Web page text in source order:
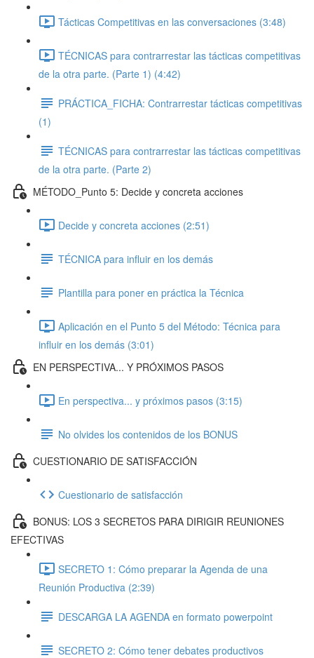
Tácticas Competitivas en las conversaciones (3:48)
TÉCNICAS para contrarrestar las tácticas competitivas
de la otra parte. (Parte 1) (4:42)
PRÁCTICA_FICHA: Contrarrestar tácticas competitivas
(1)
TÉCNICAS para contrarrestar las tácticas competitivas
de la otra parte. (Parte 2)
MÉTODO_Punto 5: Decide y concreta acciones
Decide y concreta acciones (2:51)
TÉCNICA para influir en los demás
Plantilla para poner en práctica la Técnica
Aplicación en el Punto 5 del Método: Técnica para
influir en los demás (3:01)
EN PERSPECTIVA... Y PRÓXIMOS PASOS
En perspectiva... y próximos pasos (3:15)
No olvides los contenidos de los BONUS
CUESTIONARIO DE SATISFACCIÓN
Cuestionario de satisfacción
BONUS: LOS 3 SECRETOS PARA DIRIGIR REUNIONES
EFECTIVAS
SECRETO 1: Cómo preparar la Agenda de una
Reunión Productiva (2:39)
DESCARGA LA AGENDA en formato powerpoint
SECRETO 2: Cómo tener debates productivos